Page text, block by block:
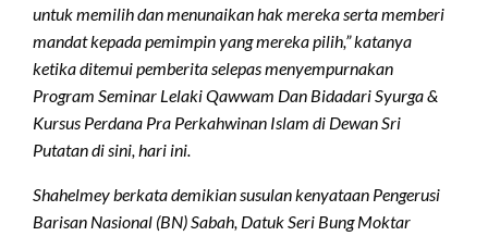
untuk memilih dan menunaikan hak mereka serta memberi
mandat kepada pemimpin yang mereka pilih,” katanya
ketika ditemui pemberita selepas menyempurnakan
Program Seminar Lelaki Qawwam Dan Bidadari Syurga &
Kursus Perdana Pra Perkahwinan Islam di Dewan Sri
Putatan di sini, hari ini.
Shahelmey berkata demikian susulan kenyataan Pengerusi
Barisan Nasional (BN) Sabah, Datuk Seri Bung Moktar